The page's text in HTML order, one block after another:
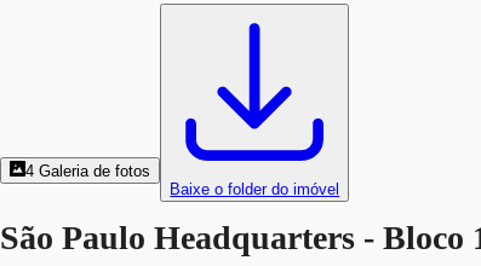
4 Galeria de fotos
Baixe o folder do imóvel
São Paulo Headquarters - Bloco